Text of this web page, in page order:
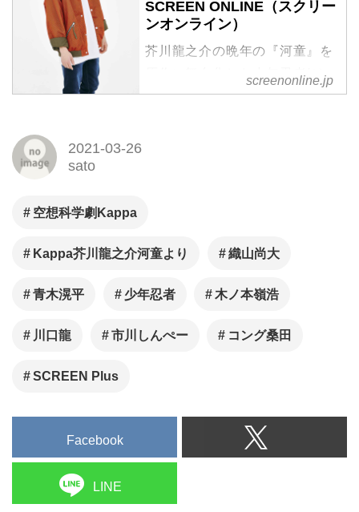
SCREEN ONLINE（スクリー
ンオンライン）
芥川龍之介の晩年の『河童』を
原作に舞台化した少年忍者/ジャ
ニーズJr.の織山尚大主演、青木
（金）～27日（日）上演される
screenonline.jp
2021-03-26
sato
空想科学劇Kappa
Kappa芥川龍之介河童より 織山尚大
青木滉平 少年忍者 木ノ本嶺浩
川口龍 市川しんぺー コング桑田
SCREEN Plus
Facebook
LINE